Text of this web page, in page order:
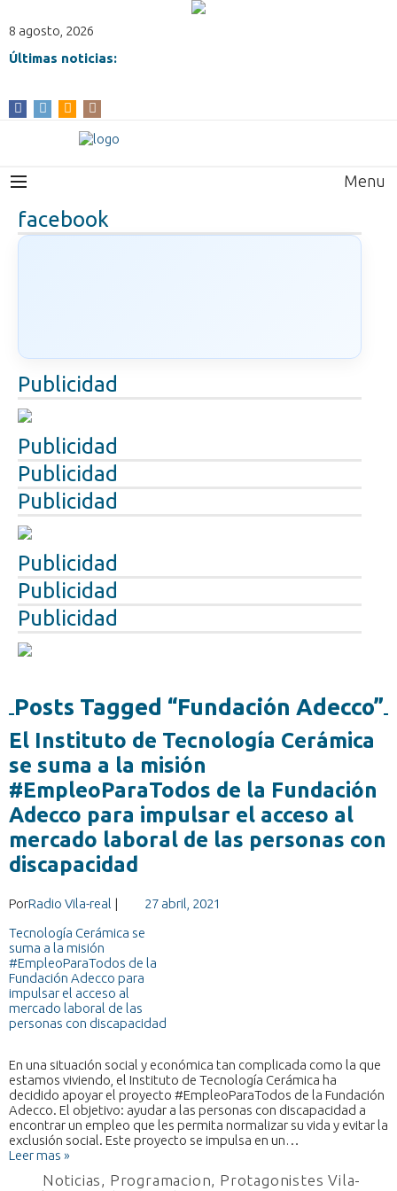
8 agosto, 2026
Últimas noticias:
Menu
facebook
Publicidad
Publicidad
Publicidad
Publicidad
Publicidad
Publicidad
Publicidad
Posts Tagged “Fundación Adecco”
El Instituto de Tecnología Cerámica
se suma a la misión
#EmpleoParaTodos de la Fundación
Adecco para impulsar el acceso al
mercado laboral de las personas con
discapacidad
PorRadio Vila-real | 27 abril, 2021
En una situación social y económica tan complicada como la que
estamos viviendo, el Instituto de Tecnología Cerámica ha
decidido apoyar el proyecto #EmpleoParaTodos de la Fundación
Adecco. El objetivo: ayudar a las personas con discapacidad a
encontrar un empleo que les permita normalizar su vida y evitar la
exclusión social. Este proyecto se impulsa en un…
Leer mas »
Noticias, Programacion, Protagonistes Vila-